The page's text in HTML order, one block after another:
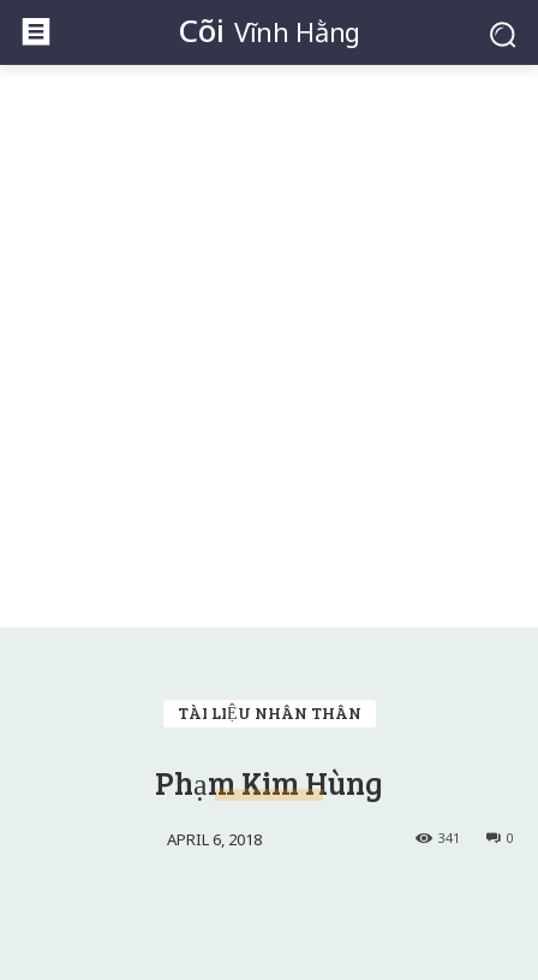
Cõi Vĩnh Hằng
TÀI LIỆU NHÂN THÂN
Phạm Kim Hùng
APRIL 6, 2018 0
341